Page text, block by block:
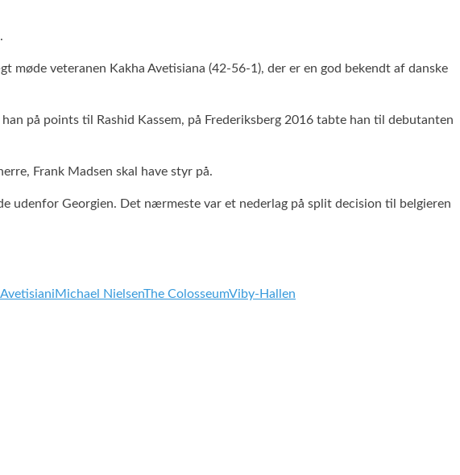
veteranen Kakha Avetisiana (42-56-1), der er en god bekendt af danske
på points til Rashid Kassem, på Frederiksberg 2016 tabte han til debutanten
Frank Madsen skal have styr på.
udenfor Georgien. Det nærmeste var et nederlag på split decision til belgieren
Michael NielsenThe ColosseumViby-Hallen